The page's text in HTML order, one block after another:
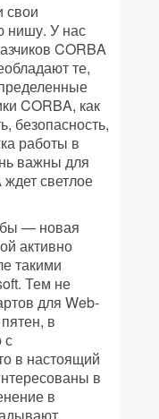
свои
нишу. У нас
CORBA
те,
CORBA, как
безопасность,
работы в
важны для
светлое
— новая
активно
такими
Тем не
для Web-
в
с
в настоящий
в
в